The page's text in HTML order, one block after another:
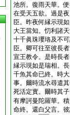
池所。復雨天華。
在受天五欲。過是
臣。昨夜何縁示現
大王當知。忉利諸
十千眞珠瓔珞及不
臣。卿可往至彼長
宣王教令。是時長
縁示現如是瑞相。
千魚其命已終。時
事。爾時流水尋遣
死活定實。爾時其
有摩訶曼陀羅華。
命終。還白父言。